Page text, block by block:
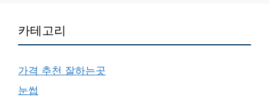
카테고리
가격 추천 잘하는곳
눈썹